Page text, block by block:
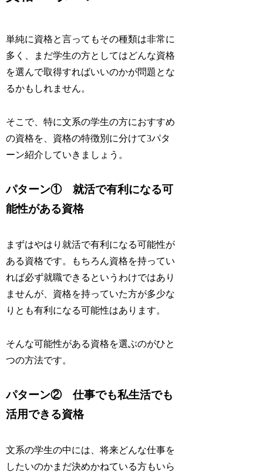
単純に資格と言ってもその種類は非常に
多く、まだ学生の方としてはどんな資格
を選んで取得すればいいのかが問題とな
るかもしれません。
そこで、特に文系の学生の方におすすめ
の資格を、資格の特徴別に分けて3パタ
ーン紹介していきましょう。
パターン① 就活で有利になる可
能性がある資格
まずはやはり就活で有利になる可能性が
ある資格です。もちろん資格を持ってい
れば必ず就職できるというわけではあり
ませんが、資格を持っていた方が多少な
りとも有利になる可能性はあります。
そんな可能性がある資格を選ぶのがひと
つの方法です。
パターン② 仕事でも私生活でも
活用できる資格
文系の学生の中には、将来どんな仕事を
したいのかまだ決めかねている方もいら